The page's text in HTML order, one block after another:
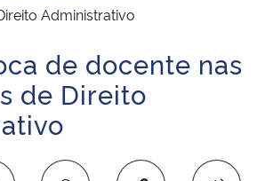
e Abastecimento
Administrativo
de docente nas
de Direito